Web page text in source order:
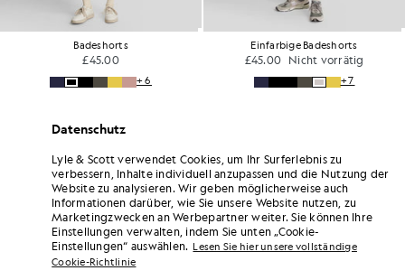
Badeshorts
£45.00
+6
Einfarbige Badeshorts
£45.00 Nicht vorrätig
+7
Datenschutz
Lyle & Scott verwendet Cookies, um Ihr Surferlebnis zu
verbessern, Inhalte individuell anzupassen und die Nutzung der
Website zu analysieren. Wir geben möglicherweise auch
Informationen darüber, wie Sie unsere Website nutzen, zu
Marketingzwecken an Werbepartner weiter. Sie können Ihre
Einstellungen verwalten, indem Sie unten „Cookie-
Einstellungen“ auswählen. Lesen Sie hier unsere vollständige
Cookie-Richtlinie